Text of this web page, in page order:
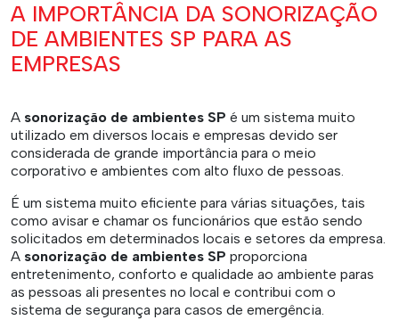
A IMPORTÂNCIA DA SONORIZAÇÃO
DE AMBIENTES SP PARA AS
EMPRESAS
A sonorização de ambientes SP é um sistema muito
utilizado em diversos locais e empresas devido ser
considerada de grande importância para o meio
corporativo e ambientes com alto fluxo de pessoas.
É um sistema muito eficiente para várias situações, tais
como avisar e chamar os funcionários que estão sendo
solicitados em determinados locais e setores da empresa.
A sonorização de ambientes SP proporciona
entretenimento, conforto e qualidade ao ambiente paras
as pessoas ali presentes no local e contribui com o
sistema de segurança para casos de emergência.